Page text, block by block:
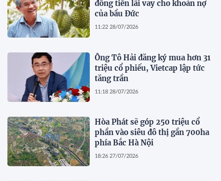
đồng tiền lãi vay cho khoản nợ
của bầu Đức
11:22 28/07/2026
Ông Tô Hải đăng ký mua hơn 31
triệu cổ phiếu, Vietcap lập tức
tăng trần
11:18 28/07/2026
Hòa Phát sẽ góp 250 triệu cổ
phần vào siêu đô thị gần 700ha
phía Bắc Hà Nội
18:26 27/07/2026